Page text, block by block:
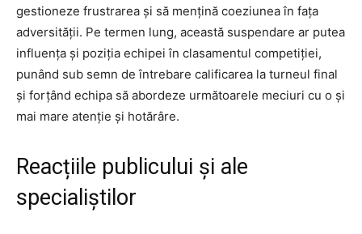
gestioneze frustrarea și să mențină coeziunea în fața
adversității. Pe termen lung, această suspendare ar putea
influența și poziția echipei în clasamentul competiției,
punând sub semn de întrebare calificarea la turneul final
și forțând echipa să abordeze următoarele meciuri cu o și
mai mare atenție și hotărâre.
Reacțiile publicului și ale
specialiștilor